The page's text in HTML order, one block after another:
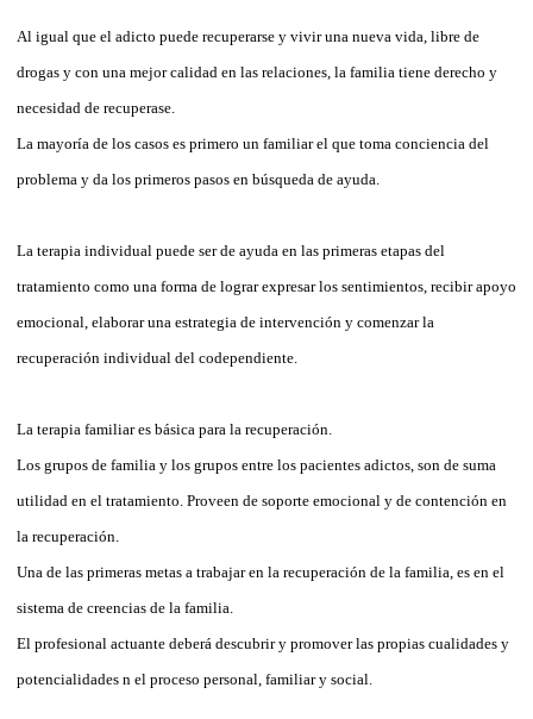
Al igual que el adicto puede recuperarse y vivir una nueva vida, libre de
drogas y con una mejor calidad en las relaciones, la familia tiene derecho y
necesidad de recuperase.
La mayoría de los casos es primero un familiar el que toma conciencia del
problema y da los primeros pasos en búsqueda de ayuda.
La terapia individual puede ser de ayuda en las primeras etapas del
tratamiento como una forma de lograr expresar los sentimientos, recibir apoyo
emocional, elaborar una estrategia de intervención y comenzar la
recuperación individual del codependiente.
La terapia familiar es básica para la recuperación.
Los grupos de familia y los grupos entre los pacientes adictos, son de suma
utilidad en el tratamiento. Proveen de soporte emocional y de contención en
la recuperación.
Una de las primeras metas a trabajar en la recuperación de la familia, es en el
sistema de creencias de la familia.
El profesional actuante deberá descubrir y promover las propias cualidades y
potencialidades n el proceso personal, familiar y social.